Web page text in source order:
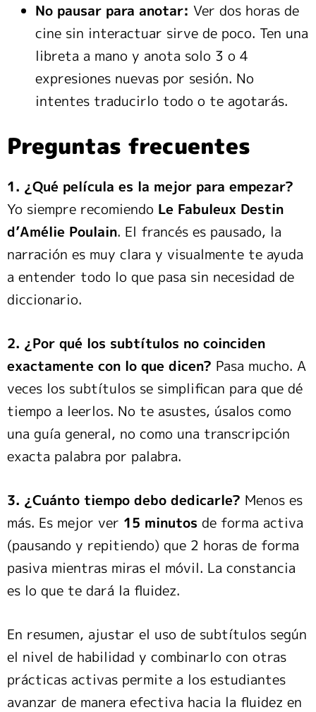
No pausar para anotar: Ver dos horas de
cine sin interactuar sirve de poco. Ten una
libreta a mano y anota solo 3 o 4
expresiones nuevas por sesión. No
intentes traducirlo todo o te agotarás.
Preguntas frecuentes
1. ¿Qué película es la mejor para empezar?
Yo siempre recomiendo Le Fabuleux Destin
d’Amélie Poulain. El francés es pausado, la
narración es muy clara y visualmente te ayuda
a entender todo lo que pasa sin necesidad de
diccionario.
2. ¿Por qué los subtítulos no coinciden
exactamente con lo que dicen? Pasa mucho. A
veces los subtítulos se simplifican para que dé
tiempo a leerlos. No te asustes, úsalos como
una guía general, no como una transcripción
exacta palabra por palabra.
3. ¿Cuánto tiempo debo dedicarle? Menos es
más. Es mejor ver 15 minutos de forma activa
(pausando y repitiendo) que 2 horas de forma
pasiva mientras miras el móvil. La constancia
es lo que te dará la fluidez.
En resumen, ajustar el uso de subtítulos según
el nivel de habilidad y combinarlo con otras
prácticas activas permite a los estudiantes
avanzar de manera efectiva hacia la fluidez en